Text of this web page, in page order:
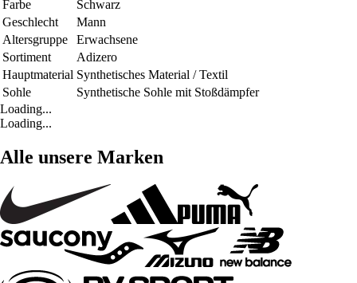
Farbe
Schwarz
Geschlecht
Mann
Altersgruppe
Erwachsene
Sortiment
Adizero
Hauptmaterial Synthetisches Material / Textil
Sohle
Synthetische Sohle mit Stoßdämpfer
Loading...
Loading...
Alle unsere Marken